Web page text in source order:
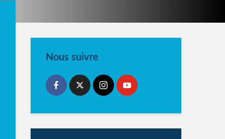
Nous suivre